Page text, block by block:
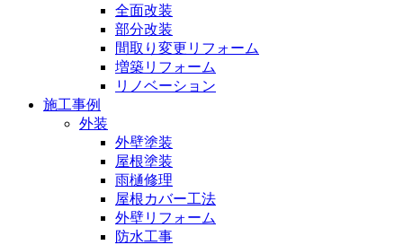
全面改装
部分改装
間取り変更リフォーム
増築リフォーム
リノベーション
施工事例
外装
外壁塗装
屋根塗装
雨樋修理
屋根カバー工法
外壁リフォーム
防水工事